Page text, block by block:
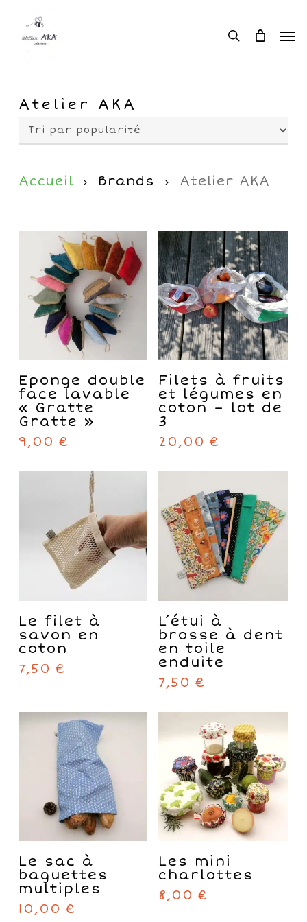
main
content
search
Atelier AKA
Accueil Brands Atelier AKA
CHOIX DES
OPTIONS
produit
a
plusieurs
variations.
Les
options
être
page
produit
Eponge double
face lavable
« Gratte
Gratte »
9,00 €
CHOIX DES
OPTIONS
produit
a
plusieurs
variations.
Les
options
être
choisies
sur
la
page
du
produit
Filets à fruits
et légumes en
coton – lot de
3
20,00 €
AJOUTER AU
PANIER
Le filet à
savon en
coton
7,50 €
CHOIX DES
OPTIONS
Ce
produit
a
plusieurs
variations.
Les
options
être
choisies
sur
la
page
du
produit
L’étui à
brosse à dent
en toile
enduite
7,50 €
CHOIX DES
OPTIONS
produit
a
plusieurs
variations.
Les
Le sac à
baguettes
multiples
10,00 €
CHOIX DES
OPTIONS
produit
a
plusieurs
variations.
Les mini
charlottes
8,00 €